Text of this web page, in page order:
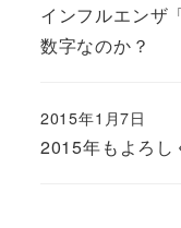
インフルエンザ
数字なのか？
2015年もよろし
2015年1月7日